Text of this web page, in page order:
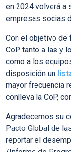
en 2024 volverá a
empresas socias
Con el objetivo de
CoP tanto a las y
como a los
disposición un
mayor frecuencia
conlleva la CoP,
Agradecemos su
Pacto Global de
reportar el